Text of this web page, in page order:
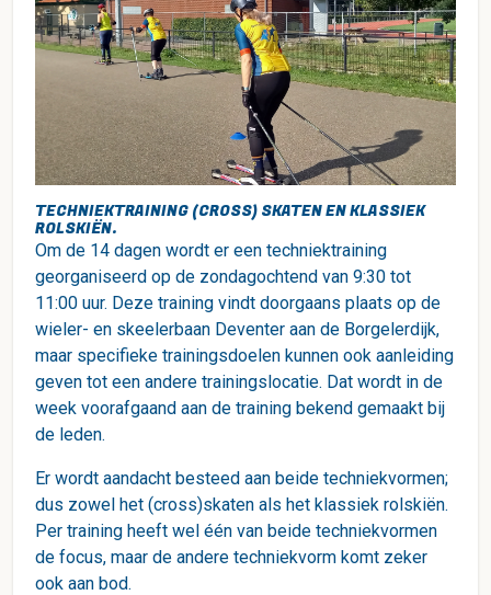
TECHNIEKTRAINING (CROSS) SKATEN EN KLASSIEK
ROLSKIËN.
Om de 14 dagen wordt er een techniektraining
georganiseerd op de zondagochtend van 9:30 tot
11:00 uur. Deze training vindt doorgaans plaats op de
wieler- en skeelerbaan Deventer aan de Borgelerdijk,
maar specifieke trainingsdoelen kunnen ook aanleiding
geven tot een andere trainingslocatie. Dat wordt in de
week voorafgaand aan de training bekend gemaakt bij
de leden.
Er wordt aandacht besteed aan beide techniekvormen;
dus zowel het (cross)skaten als het klassiek rolskiën.
Per training heeft wel één van beide techniekvormen
de focus, maar de andere techniekvorm komt zeker
ook aan bod.